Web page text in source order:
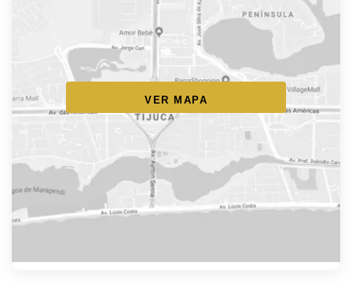
VER MAPA